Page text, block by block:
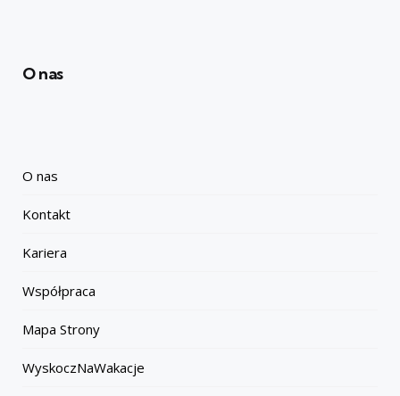
O nas
O nas
Kontakt
Kariera
Współpraca
Mapa Strony
WyskoczNaWakacje